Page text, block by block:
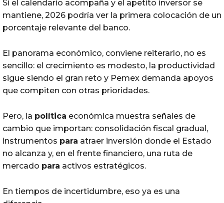
Si el calendario acompaña y el apetito inversor se
mantiene, 2026 podría ver la primera colocación de un
porcentaje relevante del banco.
El panorama económico, conviene reiterarlo, no es
sencillo: el crecimiento es modesto, la productividad
sigue siendo el gran reto y Pemex demanda apoyos
que compiten con otras prioridades.
Pero, la política económica muestra señales de
cambio que importan: consolidación fiscal gradual,
instrumentos para atraer inversión donde el Estado
no alcanza y, en el frente financiero, una ruta de
mercado para activos estratégicos.
En tiempos de incertidumbre, eso ya es una